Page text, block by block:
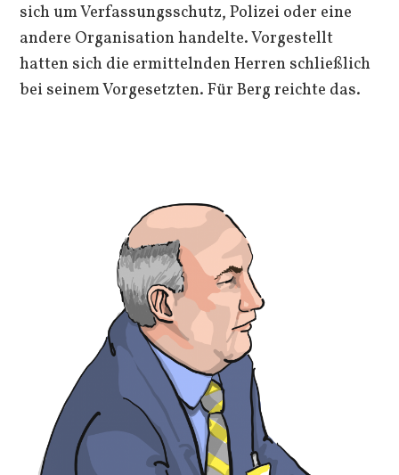
sich um Verfassungsschutz, Polizei oder eine
andere Organisation handelte. Vorgestellt
hatten sich die ermittelnden Herren schließlich
bei seinem Vorgesetzten. Für Berg reichte das.